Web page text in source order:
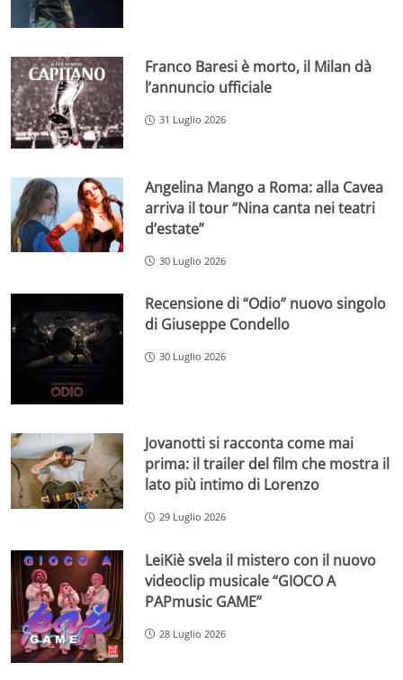
Franco Baresi è morto, il Milan dà
l’annuncio ufficiale
31 Luglio 2026
Angelina Mango a Roma: alla Cavea
arriva il tour “Nina canta nei teatri
d’estate”
30 Luglio 2026
Recensione di “Odio” nuovo singolo
di Giuseppe Condello
30 Luglio 2026
Jovanotti si racconta come mai
prima: il trailer del film che mostra il
lato più intimo di Lorenzo
29 Luglio 2026
LeiKiè svela il mistero con il nuovo
videoclip musicale “GIOCO A
PAPmusic GAME”
28 Luglio 2026